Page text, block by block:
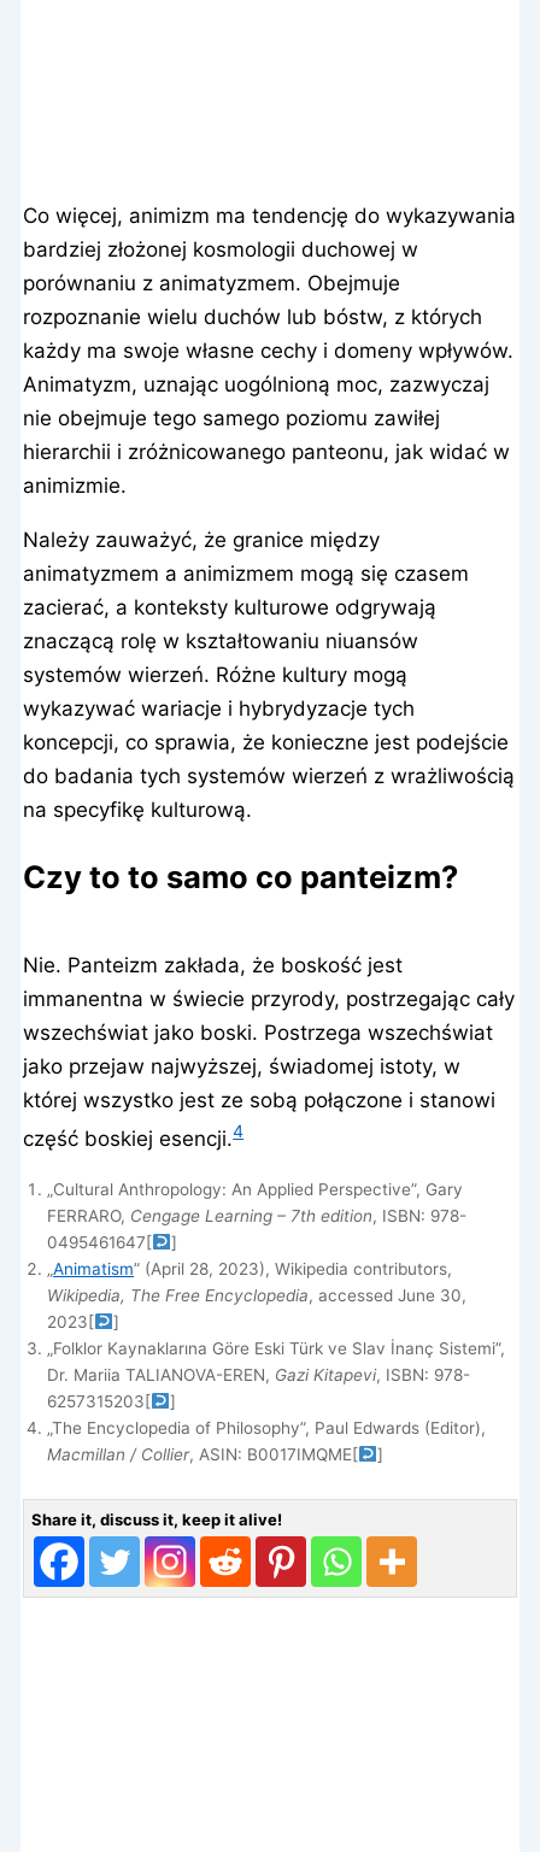
Co więcej, animizm ma tendencję do wykazywania
bardziej złożonej kosmologii duchowej w
porównaniu z animatyzmem. Obejmuje
rozpoznanie wielu duchów lub bóstw, z których
każdy ma swoje własne cechy i domeny wpływów.
Animatyzm, uznając uogólnioną moc, zazwyczaj
nie obejmuje tego samego poziomu zawiłej
hierarchii i zróżnicowanego panteonu, jak widać w
animizmie.
Należy zauważyć, że granice między
animatyzmem a animizmem mogą się czasem
zacierać, a konteksty kulturowe odgrywają
znaczącą rolę w kształtowaniu niuansów
systemów wierzeń. Różne kultury mogą
wykazywać wariacje i hybrydyzacje tych
koncepcji, co sprawia, że konieczne jest podejście
do badania tych systemów wierzeń z wrażliwością
na specyfikę kulturową.
Czy to to samo co panteizm?
Nie. Panteizm zakłada, że boskość jest
immanentna w świecie przyrody, postrzegając cały
wszechświat jako boski. Postrzega wszechświat
jako przejaw najwyższej, świadomej istoty, w
której wszystko jest ze sobą połączone i stanowi
część boskiej esencji.4
„Cultural Anthropology: An Applied Perspective”, Gary
FERRARO, Cengage Learning – 7th edition, ISBN: 978-
0495461647[
]
„Animatism” (April 28, 2023), Wikipedia contributors,
Wikipedia, The Free Encyclopedia, accessed June 30,
2023[
]
„Folklor Kaynaklarına Göre Eski Türk ve Slav İnanç Sistemi”,
Dr. Mariia TALIANOVA-EREN, Gazi Kitapevi, ISBN: 978-
6257315203[
]
„The Encyclopedia of Philosophy”, Paul Edwards (Editor),
Macmillan / Collier, ASIN: B0017IMQME[ ]
Share it, discuss it, keep it alive!